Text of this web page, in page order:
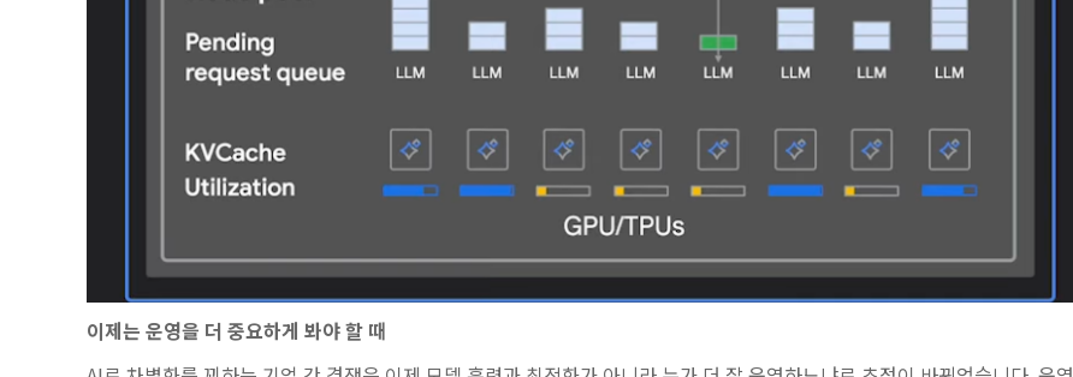
이제는 운영을 더 중요하게 봐야 할 때